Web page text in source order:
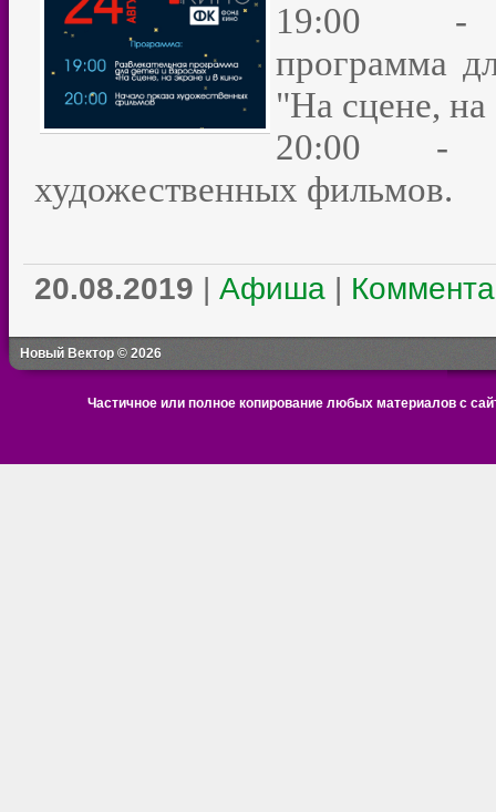
19:00 -
программа
"На сцене, на
20:00 -
художественных фильмов.
20.08.2019 | Афиша |
Новый Вектор © 2026
Частичное или полное копирование любых материалов с